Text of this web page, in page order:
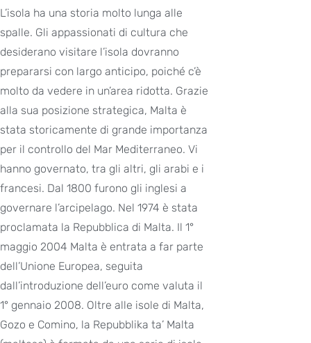
L’isola ha una storia molto lunga alle
spalle. Gli appassionati di cultura che
desiderano visitare l’isola dovranno
prepararsi con largo anticipo, poiché c’è
molto da vedere in un’area ridotta. Grazie
alla sua posizione strategica, Malta è
stata storicamente di grande importanza
per il controllo del Mar Mediterraneo. Vi
hanno governato, tra gli altri, gli arabi e i
francesi. Dal 1800 furono gli inglesi a
governare l’arcipelago. Nel 1974 è stata
proclamata la Repubblica di Malta. Il 1°
maggio 2004 Malta è entrata a far parte
dell’Unione Europea, seguita
dall’introduzione dell’euro come valuta il
1° gennaio 2008. Oltre alle isole di Malta,
Gozo e Comino, la Repubblika ta’ Malta